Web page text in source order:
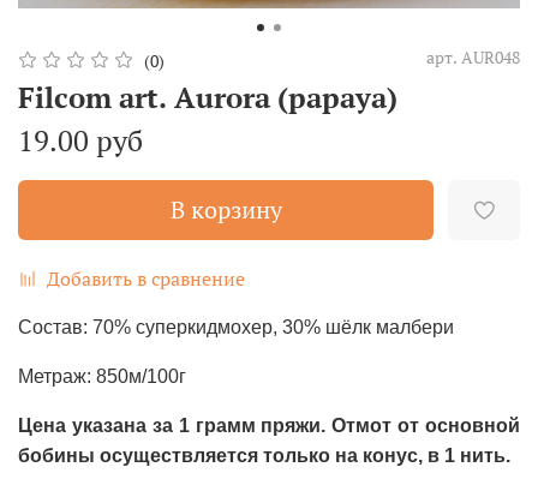
(0) арт. AUR048
Filcom art. Aurora (papaya)
19.00 руб
В корзину
Добавить в сравнение
Состав: 70% суперкидмохер, 30% шёлк малбери
Метраж: 850м/100г
Цена указана за 1 грамм пряжи. Отмот от основной
бобины осуществляется только на конус, в 1 нить.